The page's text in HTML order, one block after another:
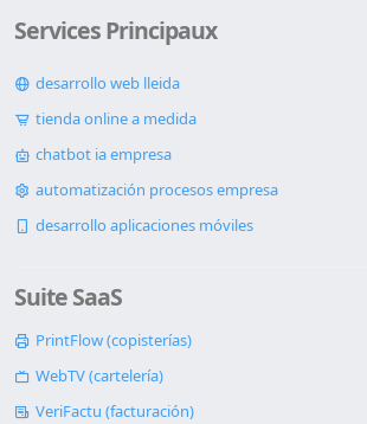
Services Principaux
desarrollo web lleida
tienda online a medida
chatbot ia empresa
automatización procesos empresa
desarrollo aplicaciones móviles
Suite SaaS
PrintFlow (copisterías)
WebTV (cartelería)
VeriFactu (facturación)